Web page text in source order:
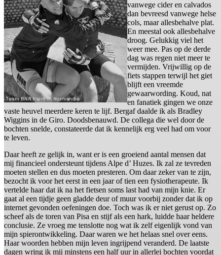
vanwege cider en calvados
dan bevreesd vanwege helse
cols, maar allesbehalve plat.
En meestal ook allesbehalve
droog. Gelukkig viel het
weer mee. Pas op de derde
dag was regen niet meer te
vermijden. Vrijwillig op de
fiets stappen terwijl het giet
blijft een vreemde
gewaarwording. Koud, nat
en fanatiek gingen we onze
vaste heuvel meerdere keren te lijf. Bergaf daalde ik als Bradley
Wiggins in de Giro. Doodsbenauwd. De collega die wel door de
bochten snelde, constateerde dat ik kennelijk erg veel had om voor
te leven.
Daar heeft ze gelijk in, want er is een groeiend aantal mensen dat
mij financieel ondersteunt tijdens Alpe d’ Huzes. Ik zal ze tevreden
moeten stellen en dus moeten presteren. Om daar zeker van te zijn,
bezocht ik voor het eerst in een jaar of tien een fysiotherapeute. Ik
vertelde haar dat ik na het fietsen soms last had van mijn knie. Er
gaat al een tijdje geen gladde deur of muur voorbij zonder dat ik op
internet gevonden oefeningen doe. Toch was ik er niet gerust op. Zo
scheef als de toren van Pisa en stijf als een hark, luidde haar heldere
conclusie. Ze vroeg me tenslotte nog wat ik zelf eigenlijk vond van
mijn spierontwikkeling. Daar waren we het helaas snel over eens.
Haar woorden hebben mijn leven ingrijpend veranderd. De laatste
dagen wring ik mij minstens een half uur in allerlei bochten voordat